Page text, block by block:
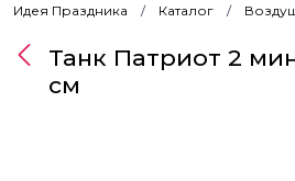
Идея Праздника Каталог
Танк Патриот 2
см